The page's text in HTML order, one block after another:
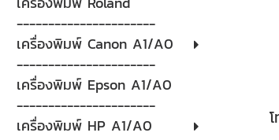
----------------------
เครื่องพิมพ์ Canon A1/A0
----------------------
เครื่องพิมพ์ Epson A1/A0
----------------------
เครื่องพิมพ์ HP A1/A0